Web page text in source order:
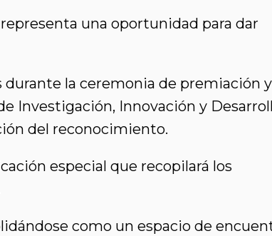
una oportunidad para dar
la ceremonia de premiación y
Investigación, Innovación y
del reconocimiento.
especial que recopilará los
como un espacio de